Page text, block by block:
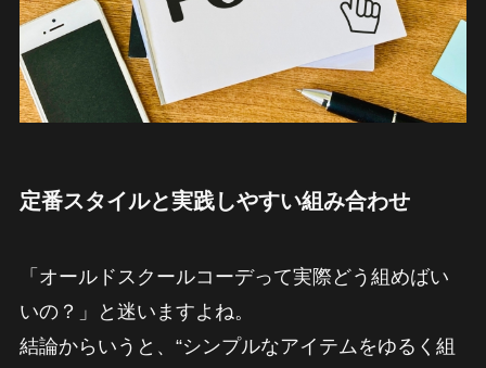
定番スタイルと実践しやすい組み合わせ
「オールドスクールコーデって実際どう組めばい
いの？」と迷いますよね。
結論からいうと、“シンプルなアイテムをゆるく組